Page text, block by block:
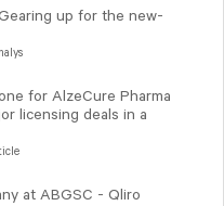
up for the new-
for AlzeCure Pharma
licensing deals in a
at ABGSC - Qliro